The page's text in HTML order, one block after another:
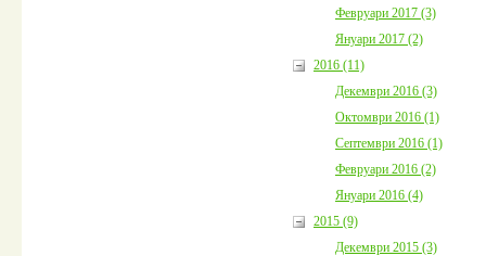
Февруари 2017 (3)
Януари 2017 (2)
2016 (11)
Декември 2016 (3)
Октомври 2016 (1)
Септември 2016 (1)
Февруари 2016 (2)
Януари 2016 (4)
2015 (9)
Декември 2015 (3)